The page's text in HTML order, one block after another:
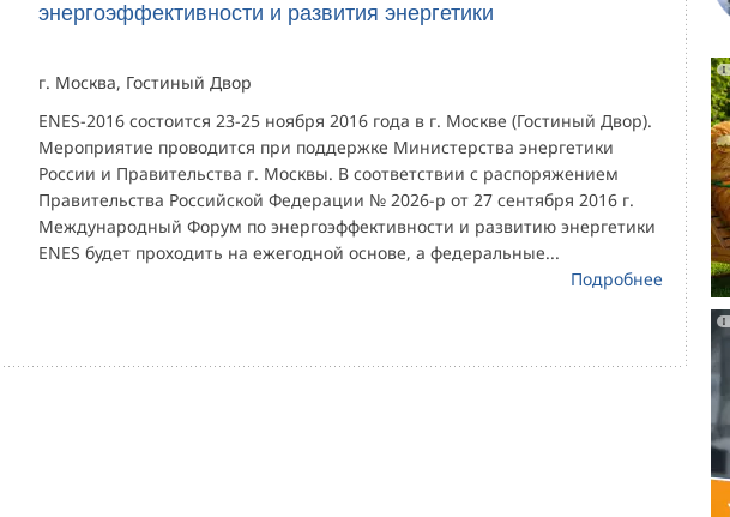
энергоэффективности и развития энергетики
г. Москва, Гостиный Двор
ENES-2016 состоится 23-25 ноября 2016 года в г. Москве (Гостиный Двор).
Мероприятие проводится при поддержке Министерства энергетики
России и Правительства г. Москвы. В соответствии с распоряжением
Правительства Российской Федерации № 2026-р от 27 сентября 2016 г.
Международный Форум по энергоэффективности и развитию энергетики
ENES будет проходить на ежегодной основе, а федеральные...
Подробнее